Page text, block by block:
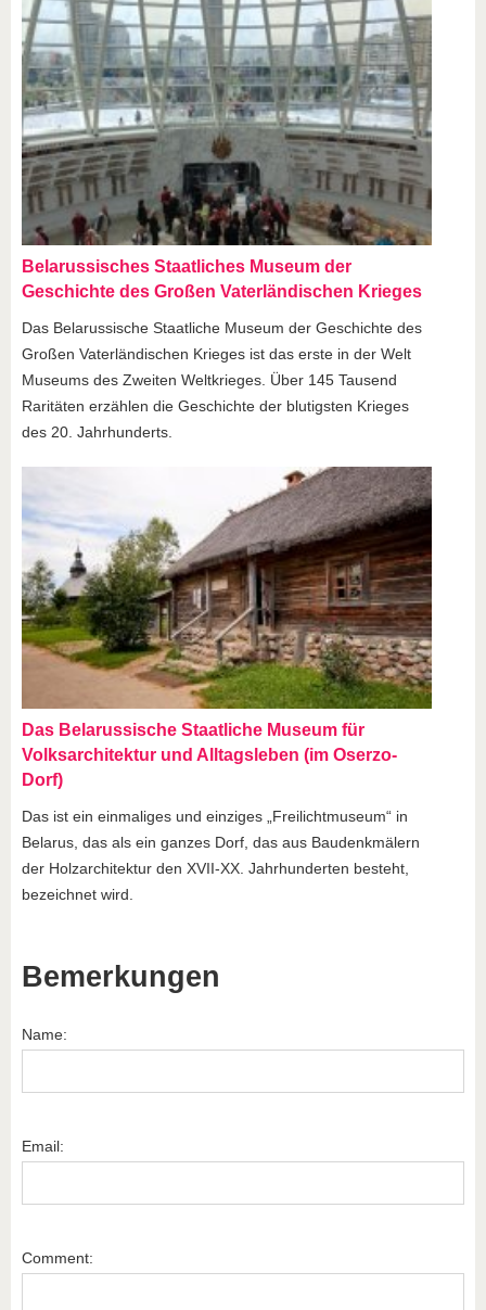
Belarussisches Staatliches Museum der
Geschichte des Großen Vaterländischen Krieges
Das Belarussische Staatliche Museum der Geschichte des
Großen Vaterländischen Krieges ist das erste in der Welt
Museums des Zweiten Weltkrieges. Über 145 Tausend
Raritäten erzählen die Geschichte der blutigsten Krieges
des 20. Jahrhunderts.
Das Belarussische Staatliche Museum für
Volksarchitektur und Alltagsleben (im Oserzo-
Dorf)
Das ist ein einmaliges und einziges „Freilichtmuseum“ in
Belarus, das als ein ganzes Dorf, das aus Baudenkmälern
der Holzarchitektur den XVII-ХХ. Jahrhunderten besteht,
bezeichnet wird.
Bemerkungen
Name:
Email:
Comment: